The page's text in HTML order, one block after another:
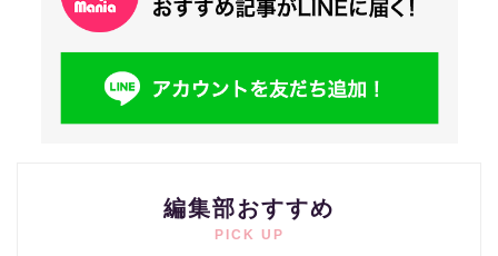
編集部おすすめ
PICK UP